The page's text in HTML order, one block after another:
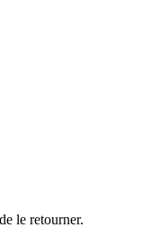
le retourner.